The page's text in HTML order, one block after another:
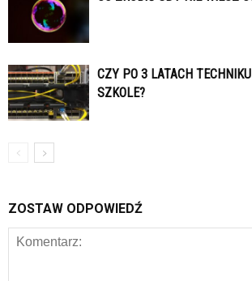
CZY PO 3 LATACH
SZKOLE?
ZOSTAW ODPOWIEDŹ